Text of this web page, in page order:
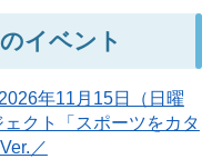
イベント
年11月15日（日曜
クト「スポーツをカタ
／